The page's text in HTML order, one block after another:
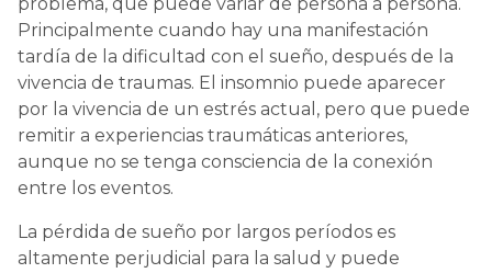
problema, que puede variar de persona a persona.
Principalmente cuando hay una manifestación
tardía de la dificultad con el sueño, después de la
vivencia de traumas. El insomnio puede aparecer
por la vivencia de un estrés actual, pero que puede
remitir a experiencias traumáticas anteriores,
aunque no se tenga consciencia de la conexión
entre los eventos.
La pérdida de sueño por largos períodos es
altamente perjudicial para la salud y puede